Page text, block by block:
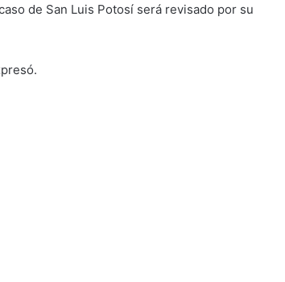
de San Luis Potosí será revisado por su